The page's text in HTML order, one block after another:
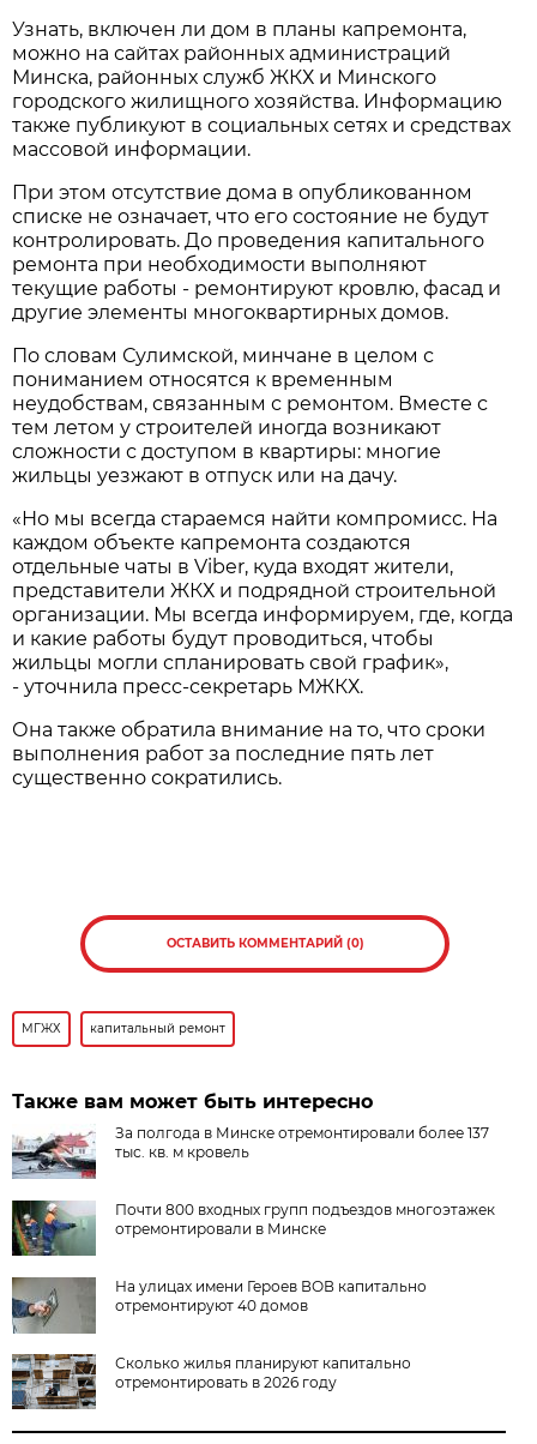
Узнать, включен ли дом в планы капремонта,
можно на сайтах районных администраций
Минска, районных служб ЖКХ и Минского
городского жилищного хозяйства. Информацию
также публикуют в социальных сетях и средствах
массовой информации.
При этом отсутствие дома в опубликованном
списке не означает, что его состояние не будут
контролировать. До проведения капитального
ремонта при необходимости выполняют
текущие работы - ремонтируют кровлю, фасад и
другие элементы многоквартирных домов.
По словам Сулимской, минчане в целом с
пониманием относятся к временным
неудобствам, связанным с ремонтом. Вместе с
тем летом у строителей иногда возникают
сложности с доступом в квартиры: многие
жильцы уезжают в отпуск или на дачу.
«Но мы всегда стараемся найти компромисс. На
каждом объекте капремонта создаются
отдельные чаты в Viber, куда входят жители,
представители ЖКХ и подрядной строительной
организации. Мы всегда информируем, где, когда
и какие работы будут проводиться, чтобы
жильцы могли спланировать свой график»,
- уточнила пресс-секретарь МЖКХ.
Она также обратила внимание на то, что сроки
выполнения работ за последние пять лет
существенно сократились.
ОСТАВИТЬ КОММЕНТАРИЙ (0)
МГЖХ капитальный ремонт
Также вам может быть интересно
За полгода в Минске отремонтировали более 137
тыс. кв. м кровель
Почти 800 входных групп подъездов многоэтажек
отремонтировали в Минске
На улицах имени Героев ВОВ капитально
отремонтируют 40 домов
Сколько жилья планируют капитально
отремонтировать в 2026 году